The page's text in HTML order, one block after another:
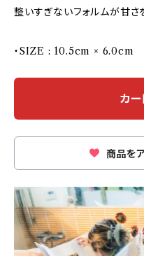
整いすぎないフォルムが甘
・SIZE : 10.5cm × 6.0cm
カー
商品を